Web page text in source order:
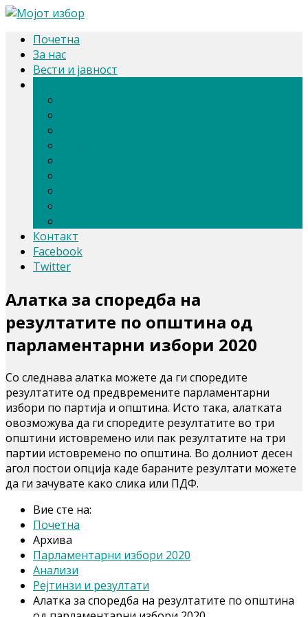
Почетна
За нас
Вести и јавност
Контакт
Facebook
Twitter
Алатка за споредба на
резултатите по општина од
парламентарни избори 2020
Со следнава алатка можете да ги споредите
резултатите од предвремените парламентарни
избори по партија и општина. Исто така, алатката
овозможува да ги споредите резултатите во три
општини истовремено или пак резултатите на три
партии истовремено по општина. Во долниот десен
агол постои опција каде бараните резултати можете
да ги зачувате како слика или ПДФ.
Вие сте на:
Почетна
Архива
Парламентарни избори 2020
Анализи
Рејтинзи и резултати
Алатка за споредба на резултатите по општина